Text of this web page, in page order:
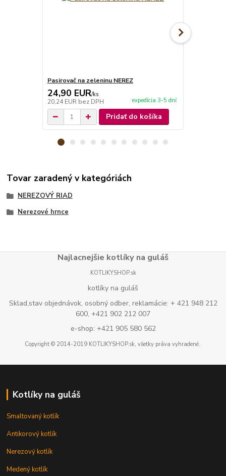
Pasirovač na zeleninu NEREZ
24,90 EUR/ks
20,24 EUR bez DPH expedícia 3-5 dní
Pridať do košíka
Tovar zaradený v kategóriách
NEREZOVÝ RIAD
Nerezové hrnce
Najlacnejšie kotlíky na guláš
KOTLIKYSHOP.sk
kotlíky na guláš
Sklad,stav objednávok, osobný odber, reklamácie: + 421 948 212
600, +421 902 212 007
e-shop: +421 905 580 562
Copyright © 2014-2019 KOTLIKYSHOP.sk, všetky práva vyhradené..
Kotlíky na guláš
Smaltovaný kotlík
Antikorový kotlík
Nerezový kotlík
Medený kotlík